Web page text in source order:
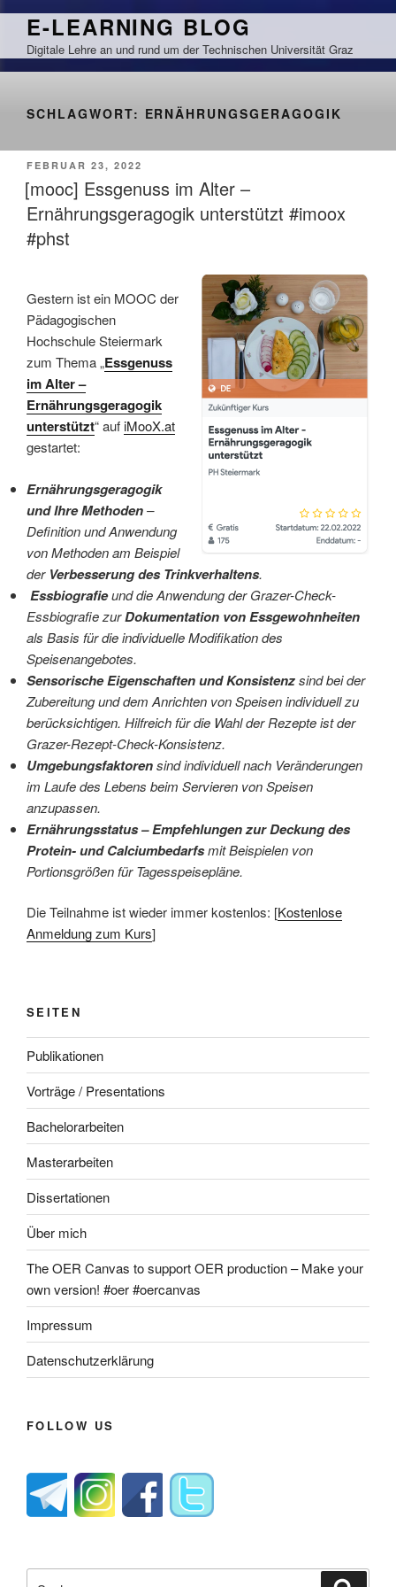
Zum
springen
E-LEARNING BLOG
Digitale Lehre an und rund um der Technischen Universität Graz
SCHLAGWORT: ERNÄHRUNGSGERAGOGIK
VERÖFFENTLICHT
AM
FEBRUAR 23, 2022
[mooc] Essgenuss im Alter –
Ernährungsgeragogik unterstützt #imoox
#phst
Gestern ist ein MOOC der
Pädagogischen
Hochschule Steiermark
zum Thema „Essgenuss
im Alter –
Ernährungsgeragogik
unterstützt“ aufiMooX.at
gestartet:
Ernährungsgeragogik
und Ihre Methoden–
Definition und Anwendung
von Methoden am Beispiel
der Verbesserung des Trinkverhaltens.
Essbiografieund die Anwendung der Grazer-Check-
Essbiografie zurDokumentation von Essgewohnheiten
als Basis für die individuelle Modifikation des
Speisenangebotes.
Sensorische Eigenschaften und Konsistenzsind bei der
Zubereitung und dem Anrichten von Speisen individuell zu
berücksichtigen. Hilfreich für die Wahl der Rezepte ist der
Grazer-Rezept-Check-Konsistenz.
Umgebungsfaktorensind individuell nach Veränderungen
im Laufe des Lebens beim Servieren von Speisen
anzupassen.
Ernährungsstatus – Empfehlungen zur Deckung des
Protein- und Calciumbedarfsmit Beispielen von
Portionsgrößen für Tagesspeisepläne.
Die Teilnahme ist wieder immer kostenlos: [Kostenlose
Anmeldung zum Kurs]
SEITEN
Publikationen
Vorträge / Presentations
Bachelorarbeiten
Masterarbeiten
Dissertationen
Über mich
The OER Canvas to support OER production – Make your
own version! #oer #oercanvas
Impressum
Datenschutzerklärung
FOLLOW US